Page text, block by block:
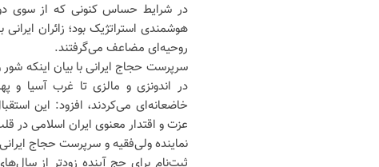
در شرایط حساس کنونی که از سوی
هوشمندی استراتژیک بود؛ زائران
روحیه‌ای مضاعف می‌گرفتند.
سرپرست حجاج ایرانی با بیان اینکه
در اندونزی و مالزی تا غرب آسیا و
خاضعانه‌ای می‌کردند، افزود: این
عزت و اقتدار معنوی ایران اسلامی در
نماینده ولی‌فقیه و سرپرست حجاج